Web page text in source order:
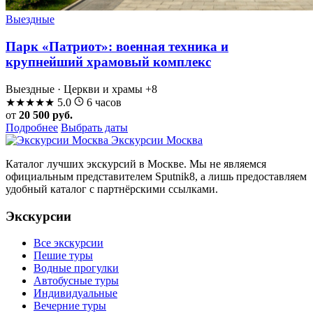
Выездные
Парк «Патриот»: военная техника и
крупнейший храмовый комплекс
Выездные · Церкви и храмы +8
★★★★★ 5.0
6 часов
от 20 500 руб.
Подробнее Выбрать даты
Экскурсии Москва
Каталог лучших экскурсий в Москве. Мы не являемся
официальным представителем Sputnik8, а лишь предоставляем
удобный каталог с партнёрскими ссылками.
Экскурсии
Все экскурсии
Пешие туры
Водные прогулки
Автобусные туры
Индивидуальные
Вечерние туры